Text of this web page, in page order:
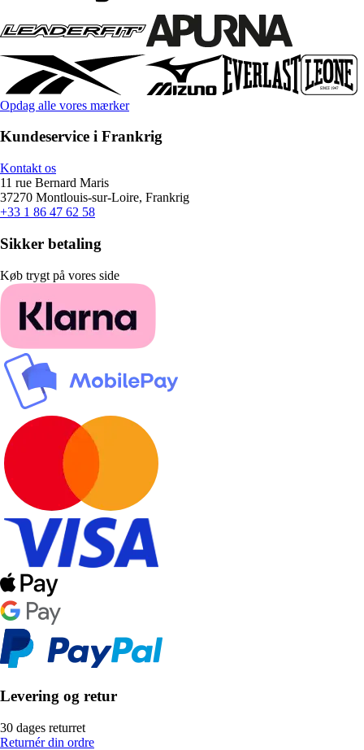
Opdag alle vores mærker
Kundeservice i Frankrig
Kontakt os
11 rue Bernard Maris
37270 Montlouis-sur-Loire, Frankrig
+33 1 86 47 62 58
Sikker betaling
Køb trygt på vores side
Levering og retur
30 dages returret
Returnér din ordre